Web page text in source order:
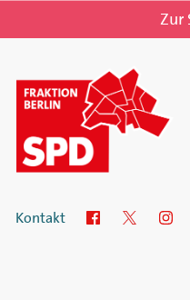
Zur
Zur
Fraktion
Kontakt FacebookTwitter
Menu